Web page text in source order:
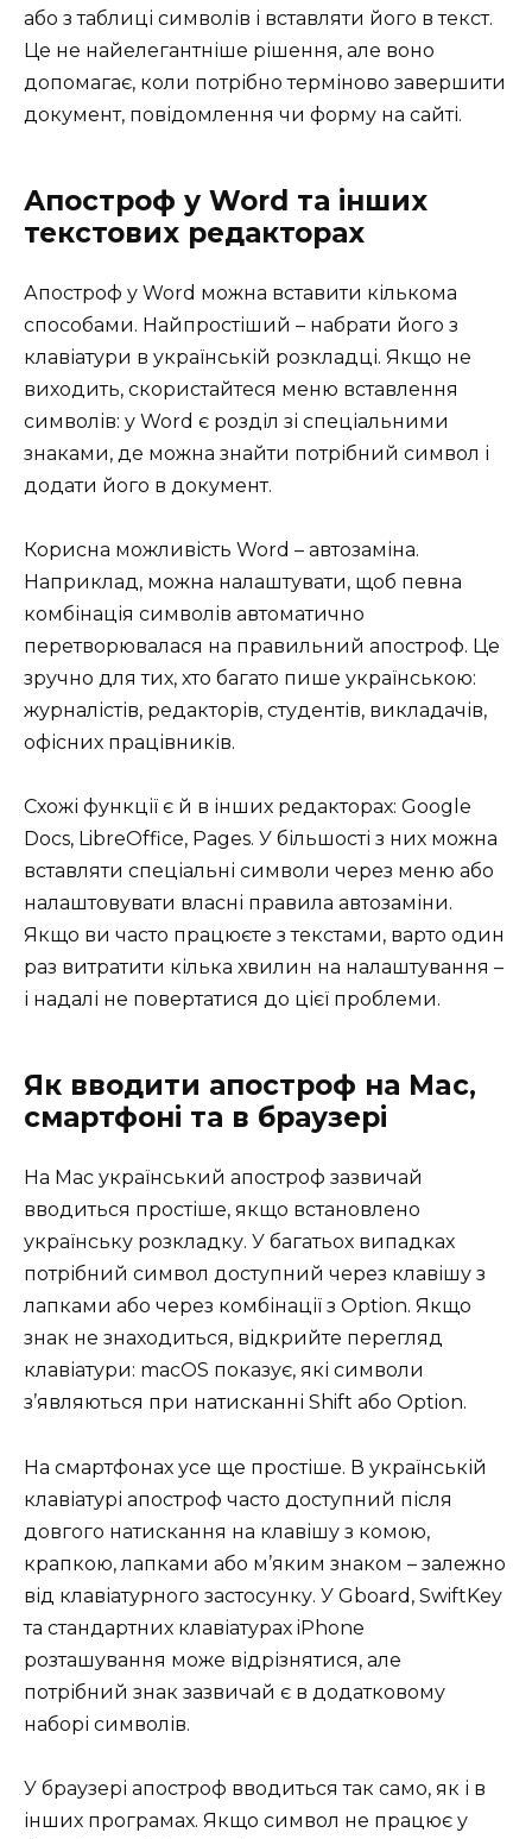
або з таблиці символів і вставляти його в текст.
Це не найелегантніше рішення, але воно
допомагає, коли потрібно терміново завершити
документ, повідомлення чи форму на сайті.
Апостроф у Word та інших
текстових редакторах
Апостроф у Word можна вставити кількома
способами. Найпростіший – набрати його з
клавіатури в українській розкладці. Якщо не
виходить, скористайтеся меню вставлення
символів: у Word є розділ зі спеціальними
знаками, де можна знайти потрібний символ і
додати його в документ.
Корисна можливість Word – автозаміна.
Наприклад, можна налаштувати, щоб певна
комбінація символів автоматично
перетворювалася на правильний апостроф. Це
зручно для тих, хто багато пише українською:
журналістів, редакторів, студентів, викладачів,
офісних працівників.
Схожі функції є й в інших редакторах: Google
Docs, LibreOffice, Pages. У більшості з них можна
вставляти спеціальні символи через меню або
налаштовувати власні правила автозаміни.
Якщо ви часто працюєте з текстами, варто один
раз витратити кілька хвилин на налаштування –
і надалі не повертатися до цієї проблеми.
Як вводити апостроф на Mac,
смартфоні та в браузері
На Mac український апостроф зазвичай
вводиться простіше, якщо встановлено
українську розкладку. У багатьох випадках
потрібний символ доступний через клавішу з
лапками або через комбінації з Option. Якщо
знак не знаходиться, відкрийте перегляд
клавіатури: macOS показує, які символи
з’являються при натисканні Shift або Option.
На смартфонах усе ще простіше. В українській
клавіатурі апостроф часто доступний після
довгого натискання на клавішу з комою,
крапкою, лапками або м’яким знаком – залежно
від клавіатурного застосунку. У Gboard, SwiftKey
та стандартних клавіатурах iPhone
розташування може відрізнятися, але
потрібний знак зазвичай є в додатковому
наборі символів.
У браузері апостроф вводиться так само, як і в
інших програмах. Якщо символ не працює у